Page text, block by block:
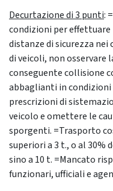
Decurtazione di 3 punti:
condizioni per effettuare
distanze di sicurezza
di veicoli, non osservare
conseguente collisione
abbaglianti in condizioni
prescrizioni di
veicolo e omettere le
sporgenti. =Trasporto
superiori a 3 t., o al 30%
sino a 10 t. =Mancato
funzionari, ufficiali e